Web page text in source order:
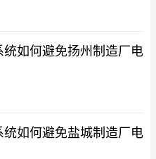
统如何避免扬州制造厂电
统如何避免盐城制造厂电